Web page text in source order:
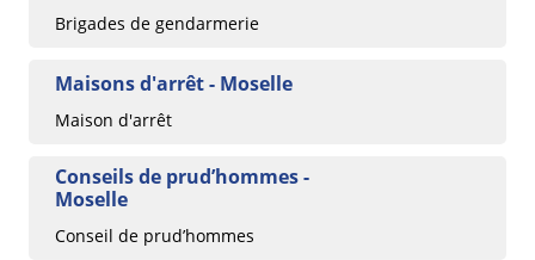
Brigades de gendarmerie
Maisons d'arrêt - Moselle
Maison d'arrêt
Conseils de prud’hommes -
Moselle
Conseil de prud’hommes